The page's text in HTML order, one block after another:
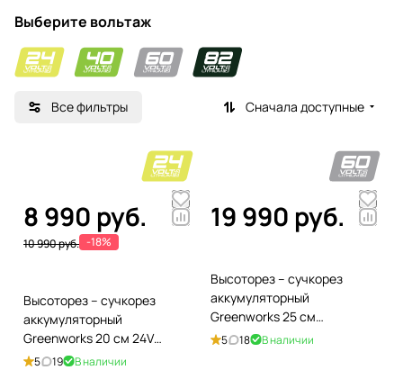
Выберите вольтаж
Все фильтры Сначала доступные
8 990 руб.
10 990 руб. -18%
Высоторез – сучкорез
аккумуляторный
Greenworks 20 см 24V
G24PS20, без АКБ и ЗУ
5 19 В наличии
19 990 руб.
Высоторез – cучкорез
аккумуляторный
Greenworks 25 см
GD60PST25 60V 1402107,
5 18 В наличии